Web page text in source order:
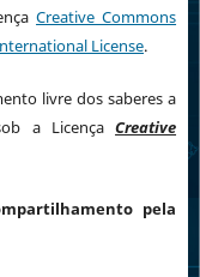
Creative Commons
License.
livre dos saberes a
a LicençaCreative
pela